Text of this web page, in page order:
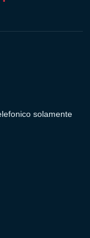
solamente